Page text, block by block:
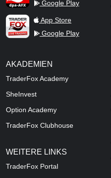
Google Play
TraderFox Live Trading
App Store
Google Play
AKADEMIEN
TraderFox Academy
SheInvest
Option Academy
TraderFox Clubhouse
WEITERE LINKS
TraderFox Portal